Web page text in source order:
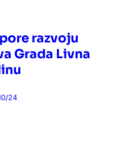
razvoju
Grada Livna
24